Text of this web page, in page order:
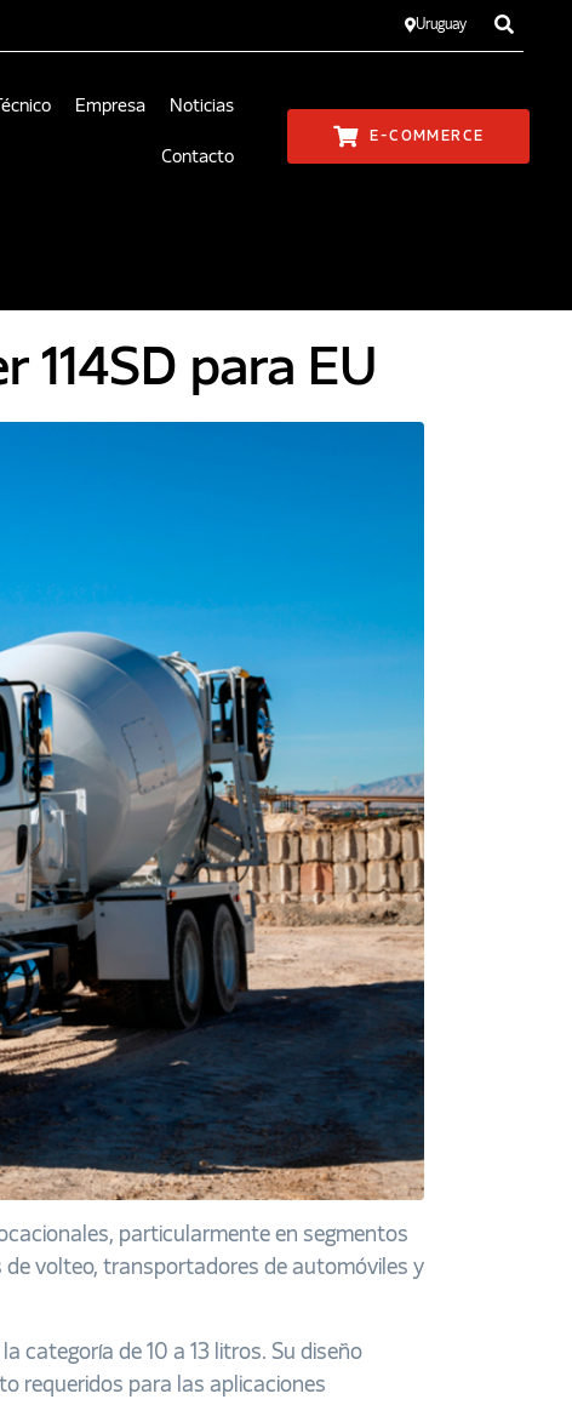
Uruguay
Empresa Noticias
Contacto
E-COMMERCE
114SD para EU
particularmente en segmentos
de volteo, transportadores de automóviles y
categoría de 10 a 13 litros. Su diseño
requeridos para las aplicaciones